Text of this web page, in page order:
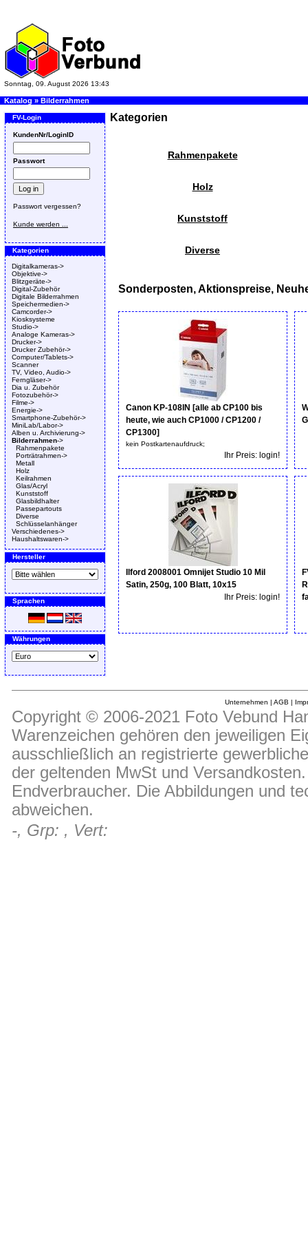
Sonntag, 09. August 2026 13:43
Katalog » Bilderrahmen
FV-Login
KundenNr/LoginID
Passwort
Passwort vergessen?
Kunde werden ...
Kategorien
Digitalkameras->
Objektive->
Blitzgeräte->
Digital-Zubehör
Digitale Bilderrahmen
Speichermedien->
Camcorder->
Kiosksysteme
Studio->
Analoge Kameras->
Drucker->
Drucker Zubehör->
Computer/Tablets->
Scanner
TV, Video, Audio->
Ferngläser->
Dia u. Zubehör
Fotozubehör->
Filme->
Energie->
Smartphone-Zubehör->
MiniLab/Labor->
Alben u. Archivierung->
Bilderrahmen->
Rahmenpakete
Porträtrahmen->
Metall
Holz
Keilrahmen
Glas/Acryl
Kunststoff
Glasbildhalter
Passepartouts
Diverse
Schlüsselanhänger
Verschiedenes->
Haushaltswaren->
Hersteller
Sprachen
Währungen
Kategorien
Rahmenpakete
Holz
Kunststoff
Diverse
Sonderposten, Aktionspreise,
Canon KP-108IN [alle ab CP100 bis
heute, wie auch CP1000 / CP1200 /
CP1300]
kein Postkartenaufdruck;
Ihr Preis: login!
Ilford 2008001 Omnijet Studio 10 Mil
Satin, 250g, 100 Blatt, 10x15
Ihr Preis: login!
Unternehmen | AGB |
Copyright © 2006-2021 Foto Vebund
Warenzeichen gehören den jeweiligen
ausschließlich an registrierte
der geltenden MwSt und
Endverbraucher. Die Abbildungen und
abweichen.
-, Grp: , Vert: